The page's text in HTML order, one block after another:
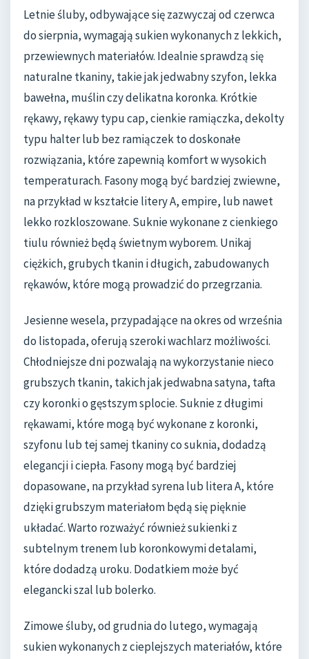
Letnie śluby, odbywające się zazwyczaj od czerwca
do sierpnia, wymagają sukien wykonanych z lekkich,
przewiewnych materiałów. Idealnie sprawdzą się
naturalne tkaniny, takie jak jedwabny szyfon, lekka
bawełna, muślin czy delikatna koronka. Krótkie
rękawy, rękawy typu cap, cienkie ramiączka, dekolty
typu halter lub bez ramiączek to doskonałe
rozwiązania, które zapewnią komfort w wysokich
temperaturach. Fasony mogą być bardziej zwiewne,
na przykład w kształcie litery A, empire, lub nawet
lekko rozkloszowane. Suknie wykonane z cienkiego
tiulu również będą świetnym wyborem. Unikaj
ciężkich, grubych tkanin i długich, zabudowanych
rękawów, które mogą prowadzić do przegrzania.
Jesienne wesela, przypadające na okres od września
do listopada, oferują szeroki wachlarz możliwości.
Chłodniejsze dni pozwalają na wykorzystanie nieco
grubszych tkanin, takich jak jedwabna satyna, tafta
czy koronki o gęstszym splocie. Suknie z długimi
rękawami, które mogą być wykonane z koronki,
szyfonu lub tej samej tkaniny co suknia, dodadzą
elegancji i ciepła. Fasony mogą być bardziej
dopasowane, na przykład syrena lub litera A, które
dzięki grubszym materiałom będą się pięknie
układać. Warto rozważyć również sukienki z
subtelnym trenem lub koronkowymi detalami,
które dodadzą uroku. Dodatkiem może być
elegancki szal lub bolerko.
Zimowe śluby, od grudnia do lutego, wymagają
sukien wykonanych z cieplejszych materiałów, które